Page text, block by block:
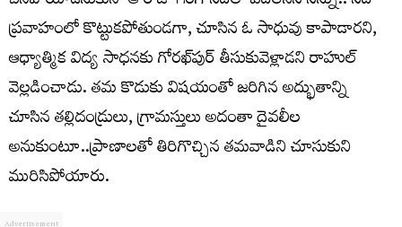
ప్రవాహంలో కొట్టుకపోతుండగా, చూసిన ఓ సాధువు కాపాడారని,
ఆధ్యాత్మిక విద్య సాధనకు గోరఖ్‌పుర్‌ తీసుకువెళ్లాడని రాహుల్‌
వెల్లడించాడు. తమ కొడుకు విషయంతో జరిగిన అద్భుతాన్ని
చూసిన తల్లిదండ్రులు, గ్రామస్తులు అదంతా దైవలీల
అనుకుంటూ..ప్రాణాలతో తిరిగొచ్చిన తమవాడిని చూసుకుని
మురిసిపోయారు.